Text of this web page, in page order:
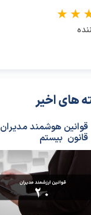
قوانین هوشمند مدیران
قانون بیستم
های اخیر